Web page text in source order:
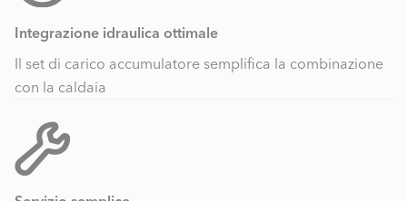
Integrazione idraulica ottimale
Il set di carico accumulatore semplifica la combinazione
con la caldaia